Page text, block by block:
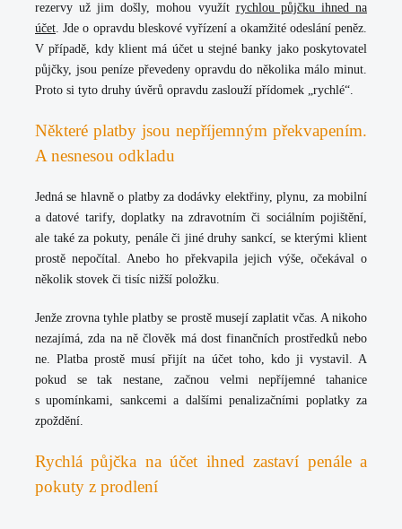
rezervy už jim došly, mohou využít rychlou půjčku ihned na
účet. Jde o opravdu bleskové vyřízení a okamžité odeslání peněz.
V případě, kdy klient má účet u stejné banky jako poskytovatel
půjčky, jsou peníze převedeny opravdu do několika málo minut.
Proto si tyto druhy úvěrů opravdu zaslouží přídomek „rychlé“.
Některé platby jsou nepříjemným překvapením.
A nesnesou odkladu
Jedná se hlavně o platby za dodávky elektřiny, plynu, za mobilní
a datové tarify, doplatky na zdravotním či sociálním pojištění,
ale také za pokuty, penále či jiné druhy sankcí, se kterými klient
prostě nepočítal. Anebo ho překvapila jejich výše, očekával o
několik stovek či tisíc nižší položku.
Jenže zrovna tyhle platby se prostě musejí zaplatit včas. A nikoho
nezajímá, zda na ně člověk má dost finančních prostředků nebo
ne. Platba prostě musí přijít na účet toho, kdo ji vystavil. A
pokud se tak nestane, začnou velmi nepříjemné tahanice
s upomínkami, sankcemi a dalšími penalizačními poplatky za
zpoždění.
Rychlá půjčka na účet ihned zastaví penále a
pokuty z prodlení